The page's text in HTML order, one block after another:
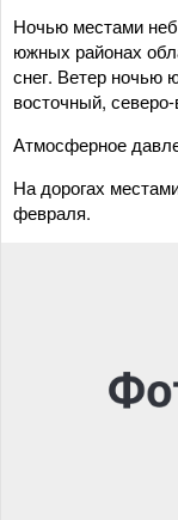
Ночью местами
южных районах
снег. Ветер ночью
восточный,
Атмосферное
На дорогах
февраля.